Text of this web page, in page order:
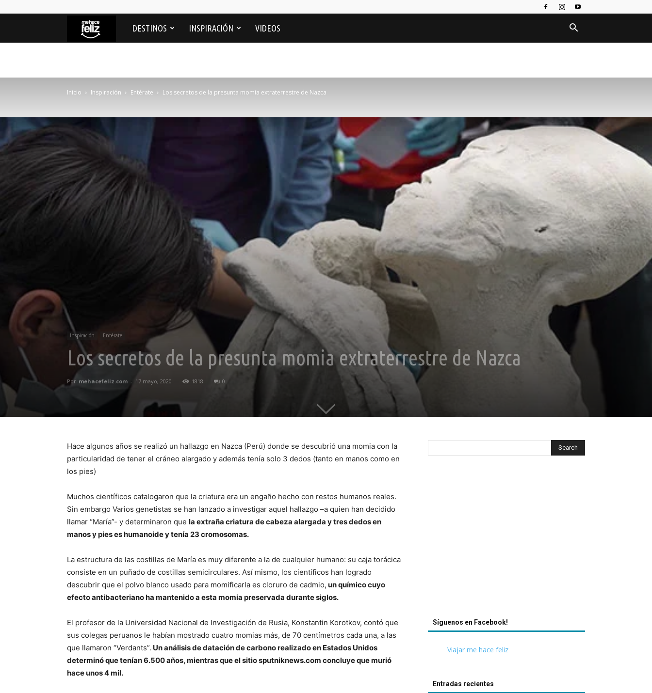
MeDESTINOS INSPIRACIÓN VIDEOS
Inicio Inspiración Entérate Los secretos de la presunta momia extraterrestre de Nazca
Inspiración Entérate
Los secretos de la presunta momia extraterrestre de Nazca
Por mehacefeliz.com - 17 mayo, 2020 1818 0
Hace algunos años se realizó un hallazgo en Nazca (Perú) donde se descubrió una momia con la
particularidad de tener el cráneo alargado y además tenía solo 3 dedos (tanto en manos como en
los pies)
Muchos científicos catalogaron que la criatura era un engaño hecho con restos humanos reales.
Sin embargo Varios genetistas se han lanzado a investigar aquel hallazgo –a quien han decidido
llamar “María”- y determinaron que la extraña criatura de cabeza alargada y tres dedos en
manos y pies es humanoide y tenía 23 cromosomas.
La estructura de las costillas de María es muy diferente a la de cualquier humano: su caja torácica
consiste en un puñado de costillas semicirculares. Así mismo, los científicos han logrado
descubrir que el polvo blanco usado para momificarla es cloruro de cadmio, un químico cuyo
efecto antibacteriano ha mantenido a esta momia preservada durante siglos.
El profesor de la Universidad Nacional de Investigación de Rusia, Konstantin Korotkov, contó que
sus colegas peruanos le habían mostrado cuatro momias más, de 70 centímetros cada una, a las
que llamaron “Verdants”. Un análisis de datación de carbono realizado en Estados Unidos
determinó que tenían 6.500 años, mientras que el sitio sputniknews.com concluye que murió
hace unos 4 mil.
Síguenos en Facebook!
Viajar me hace feliz
Entradas recientes